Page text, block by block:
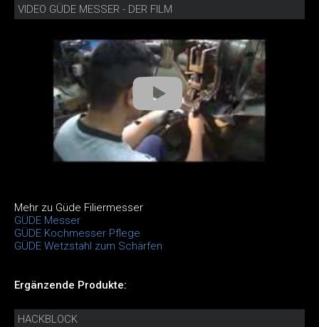
VIDEO GÜDE MESSER - DER FILM
Mehr zu Güde Filiermesser
GÜDE Messer
GÜDE Kochmesser Pflege
GÜDE Wetzstahl zum Schärfen
Ergänzende Produkte:
HACKBLOCK